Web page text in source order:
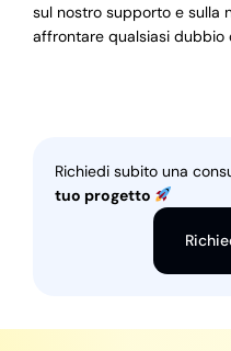
sul nostro supporto e sulla
affrontare qualsiasi dubbio
Richiedi subito una
tuo progetto